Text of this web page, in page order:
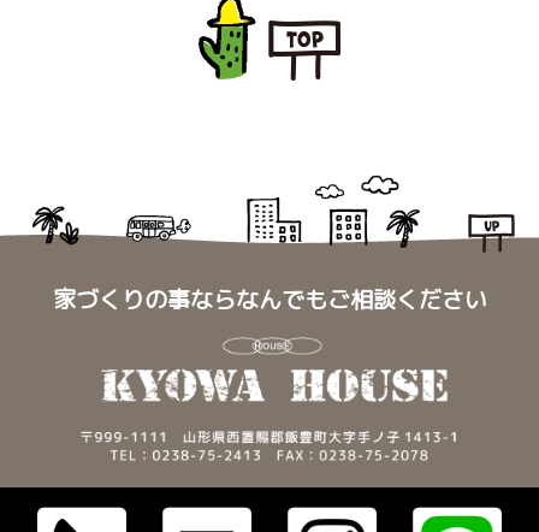
家づくりの事ならなんでもご相談ください